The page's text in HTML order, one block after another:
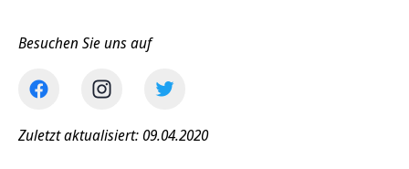
Besuchen Sie uns auf
Zuletzt aktualisiert: 09.04.2020